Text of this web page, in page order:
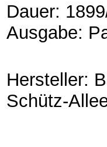
Dauer:
Ausgabe:
Hersteller:
Schütz-